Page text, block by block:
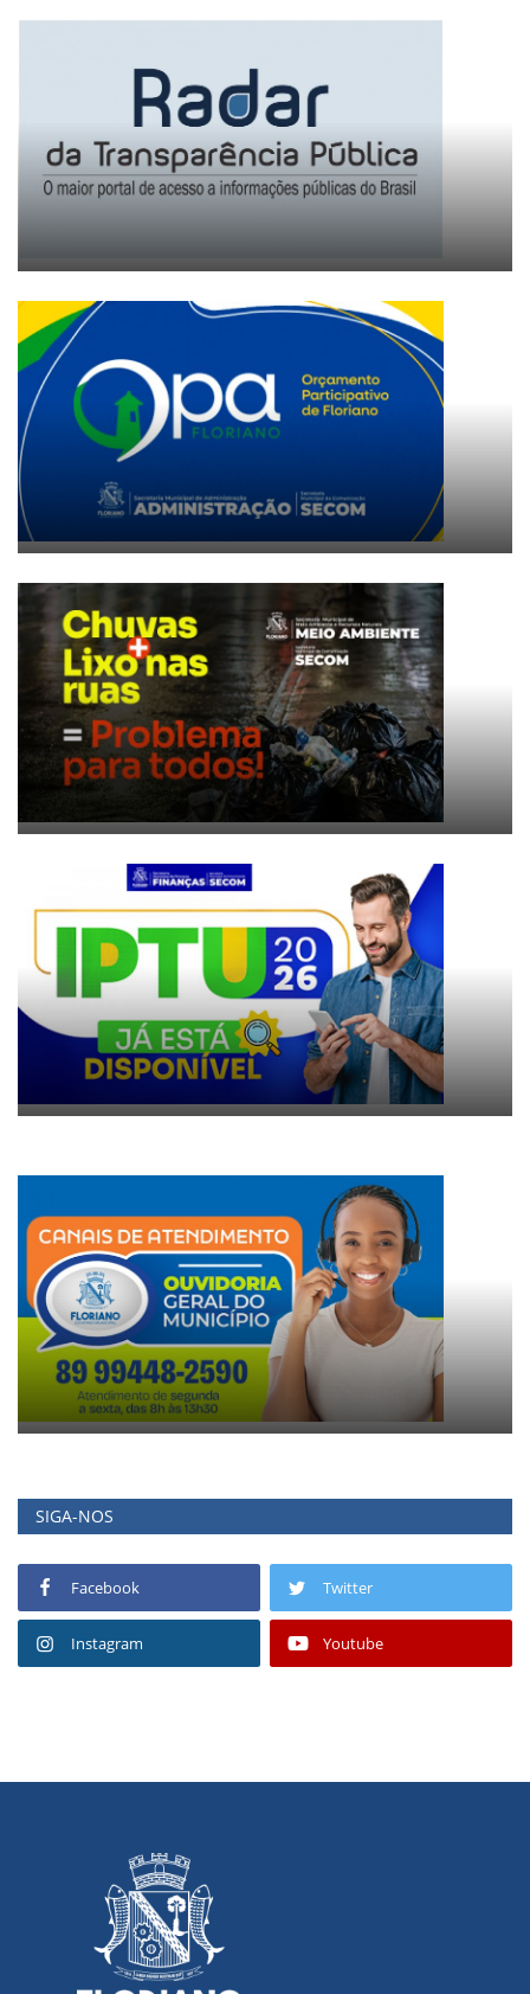
SIGA-NOS
Facebook Twitter
Instagram Youtube